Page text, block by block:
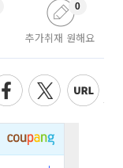
추가취재 원해요
0